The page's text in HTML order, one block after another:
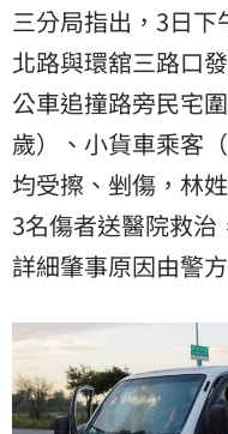
三分局指出，3日
北路與環舘三路口
公車追撞路旁民宅
歲）、小貨車乘客
均受擦、剉傷，林
3名傷者送醫院救治
詳細肇事原因由警